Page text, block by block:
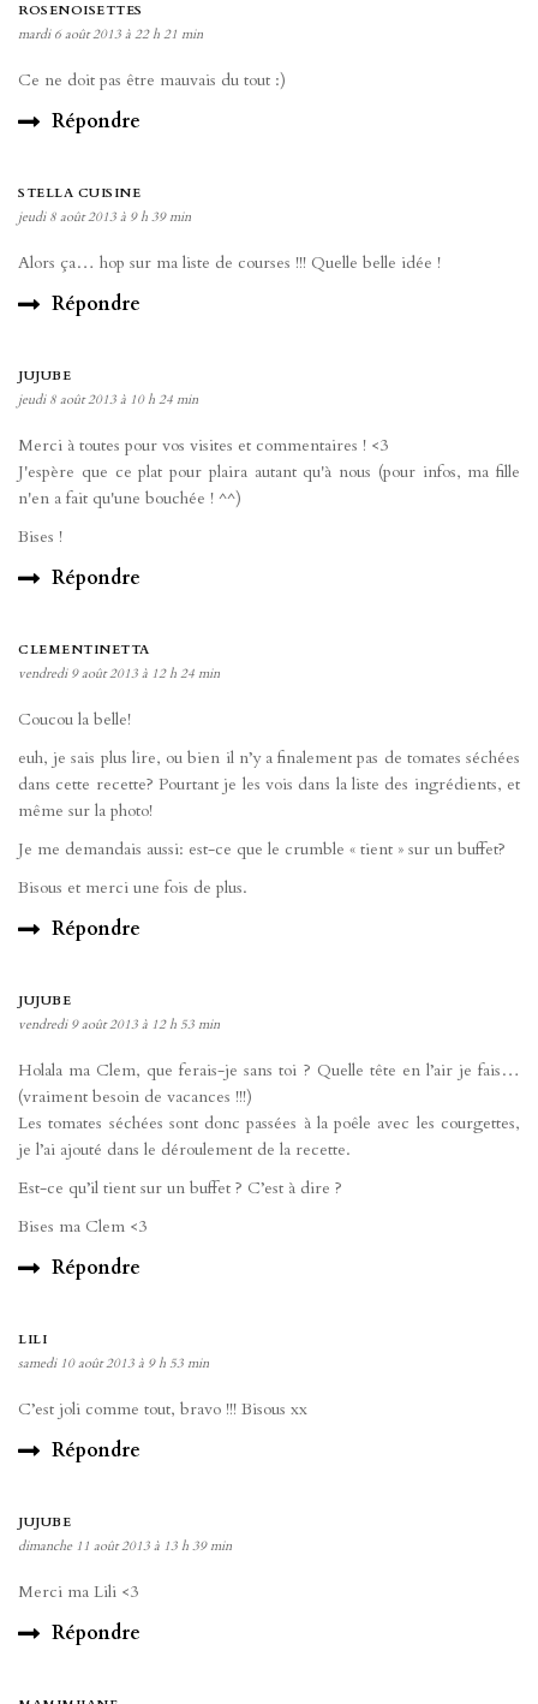
ROSENOISETTES
mardi 6 août 2013 à 22 h 21 min
Ce ne doit pas être mauvais du tout :)
Répondre
STELLA CUISINE
jeudi 8 août 2013 à 9 h 39 min
Alors ça… hop sur ma liste de courses !!! Quelle belle idée !
Répondre
JUJUBE
jeudi 8 août 2013 à 10 h 24 min
Merci à toutes pour vos visites et commentaires ! <3
J'espère que ce plat pour plaira autant qu'à nous (pour infos, ma fille
n'en a fait qu'une bouchée ! ^^)
Bises !
Répondre
CLEMENTINETTA
vendredi 9 août 2013 à 12 h 24 min
Coucou la belle!
euh, je sais plus lire, ou bien il n’y a finalement pas de tomates séchées
dans cette recette? Pourtant je les vois dans la liste des ingrédients, et
même sur la photo!
Je me demandais aussi: est-ce que le crumble « tient » sur un buffet?
Bisous et merci une fois de plus.
Répondre
JUJUBE
vendredi 9 août 2013 à 12 h 53 min
Holala ma Clem, que ferais-je sans toi ? Quelle tête en l’air je fais…
(vraiment besoin de vacances !!!)
Les tomates séchées sont donc passées à la poêle avec les courgettes,
je l’ai ajouté dans le déroulement de la recette.
Est-ce qu’il tient sur un buffet ? C’est à dire ?
Bises ma Clem <3
Répondre
LILI
samedi 10 août 2013 à 9 h 53 min
C’est joli comme tout, bravo !!! Bisous xx
Répondre
JUJUBE
dimanche 11 août 2013 à 13 h 39 min
Merci ma Lili <3
Répondre